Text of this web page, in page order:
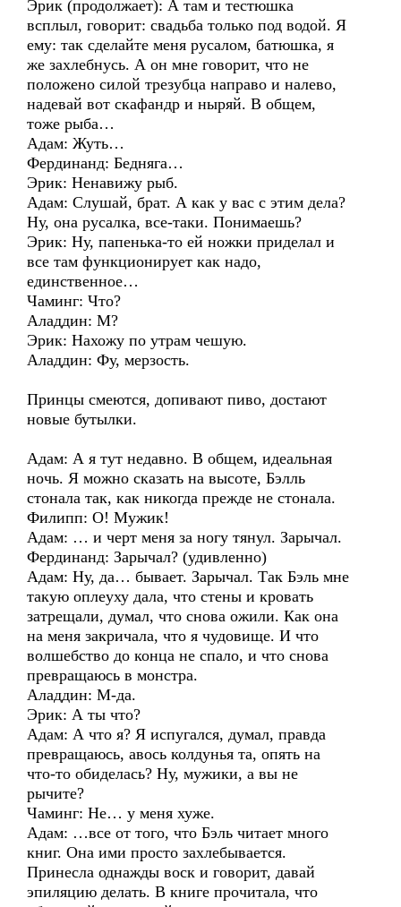
Эрик (продолжает): А там и тестюшка
всплыл, говорит: свадьба только под водой. Я
ему: так сделайте меня русалом, батюшка, я
же захлебнусь. А он мне говорит, что не
положено силой трезубца направо и налево,
надевай вот скафандр и ныряй. В общем,
тоже рыба…
Адам: Жуть…
Фердинанд: Бедняга…
Эрик: Ненавижу рыб.
Адам: Слушай, брат. А как у вас с этим дела?
Ну, она русалка, все-таки. Понимаешь?
Эрик: Ну, папенька-то ей ножки приделал и
все там функционирует как надо,
единственное…
Чаминг: Что?
Аладдин: М?
Эрик: Нахожу по утрам чешую.
Аладдин: Фу, мерзость.
Принцы смеются, допивают пиво, достают
новые бутылки.
Адам: А я тут недавно. В общем, идеальная
ночь. Я можно сказать на высоте, Бэлль
стонала так, как никогда прежде не стонала.
Филипп: О! Мужик!
Адам: … и черт меня за ногу тянул. Зарычал.
Фердинанд: Зарычал? (удивленно)
Адам: Ну, да… бывает. Зарычал. Так Бэль мне
такую оплеуху дала, что стены и кровать
затрещали, думал, что снова ожили. Как она
на меня закричала, что я чудовище. И что
волшебство до конца не спало, и что снова
превращаюсь в монстра.
Аладдин: М-да.
Эрик: А ты что?
Адам: А что я? Я испугался, думал, правда
превращаюсь, авось колдунья та, опять на
что-то обиделась? Ну, мужики, а вы не
рычите?
Чаминг: Не… у меня хуже.
Адам: …все от того, что Бэль читает много
книг. Она ими просто захлебывается.
Принесла однажды воск и говорит, давай
эпиляцию делать. В книге прочитала, что